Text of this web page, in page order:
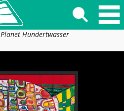
Planet Hundertwasser